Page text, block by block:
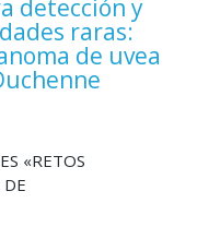
detección y
raras:
de uvea
«RETOS